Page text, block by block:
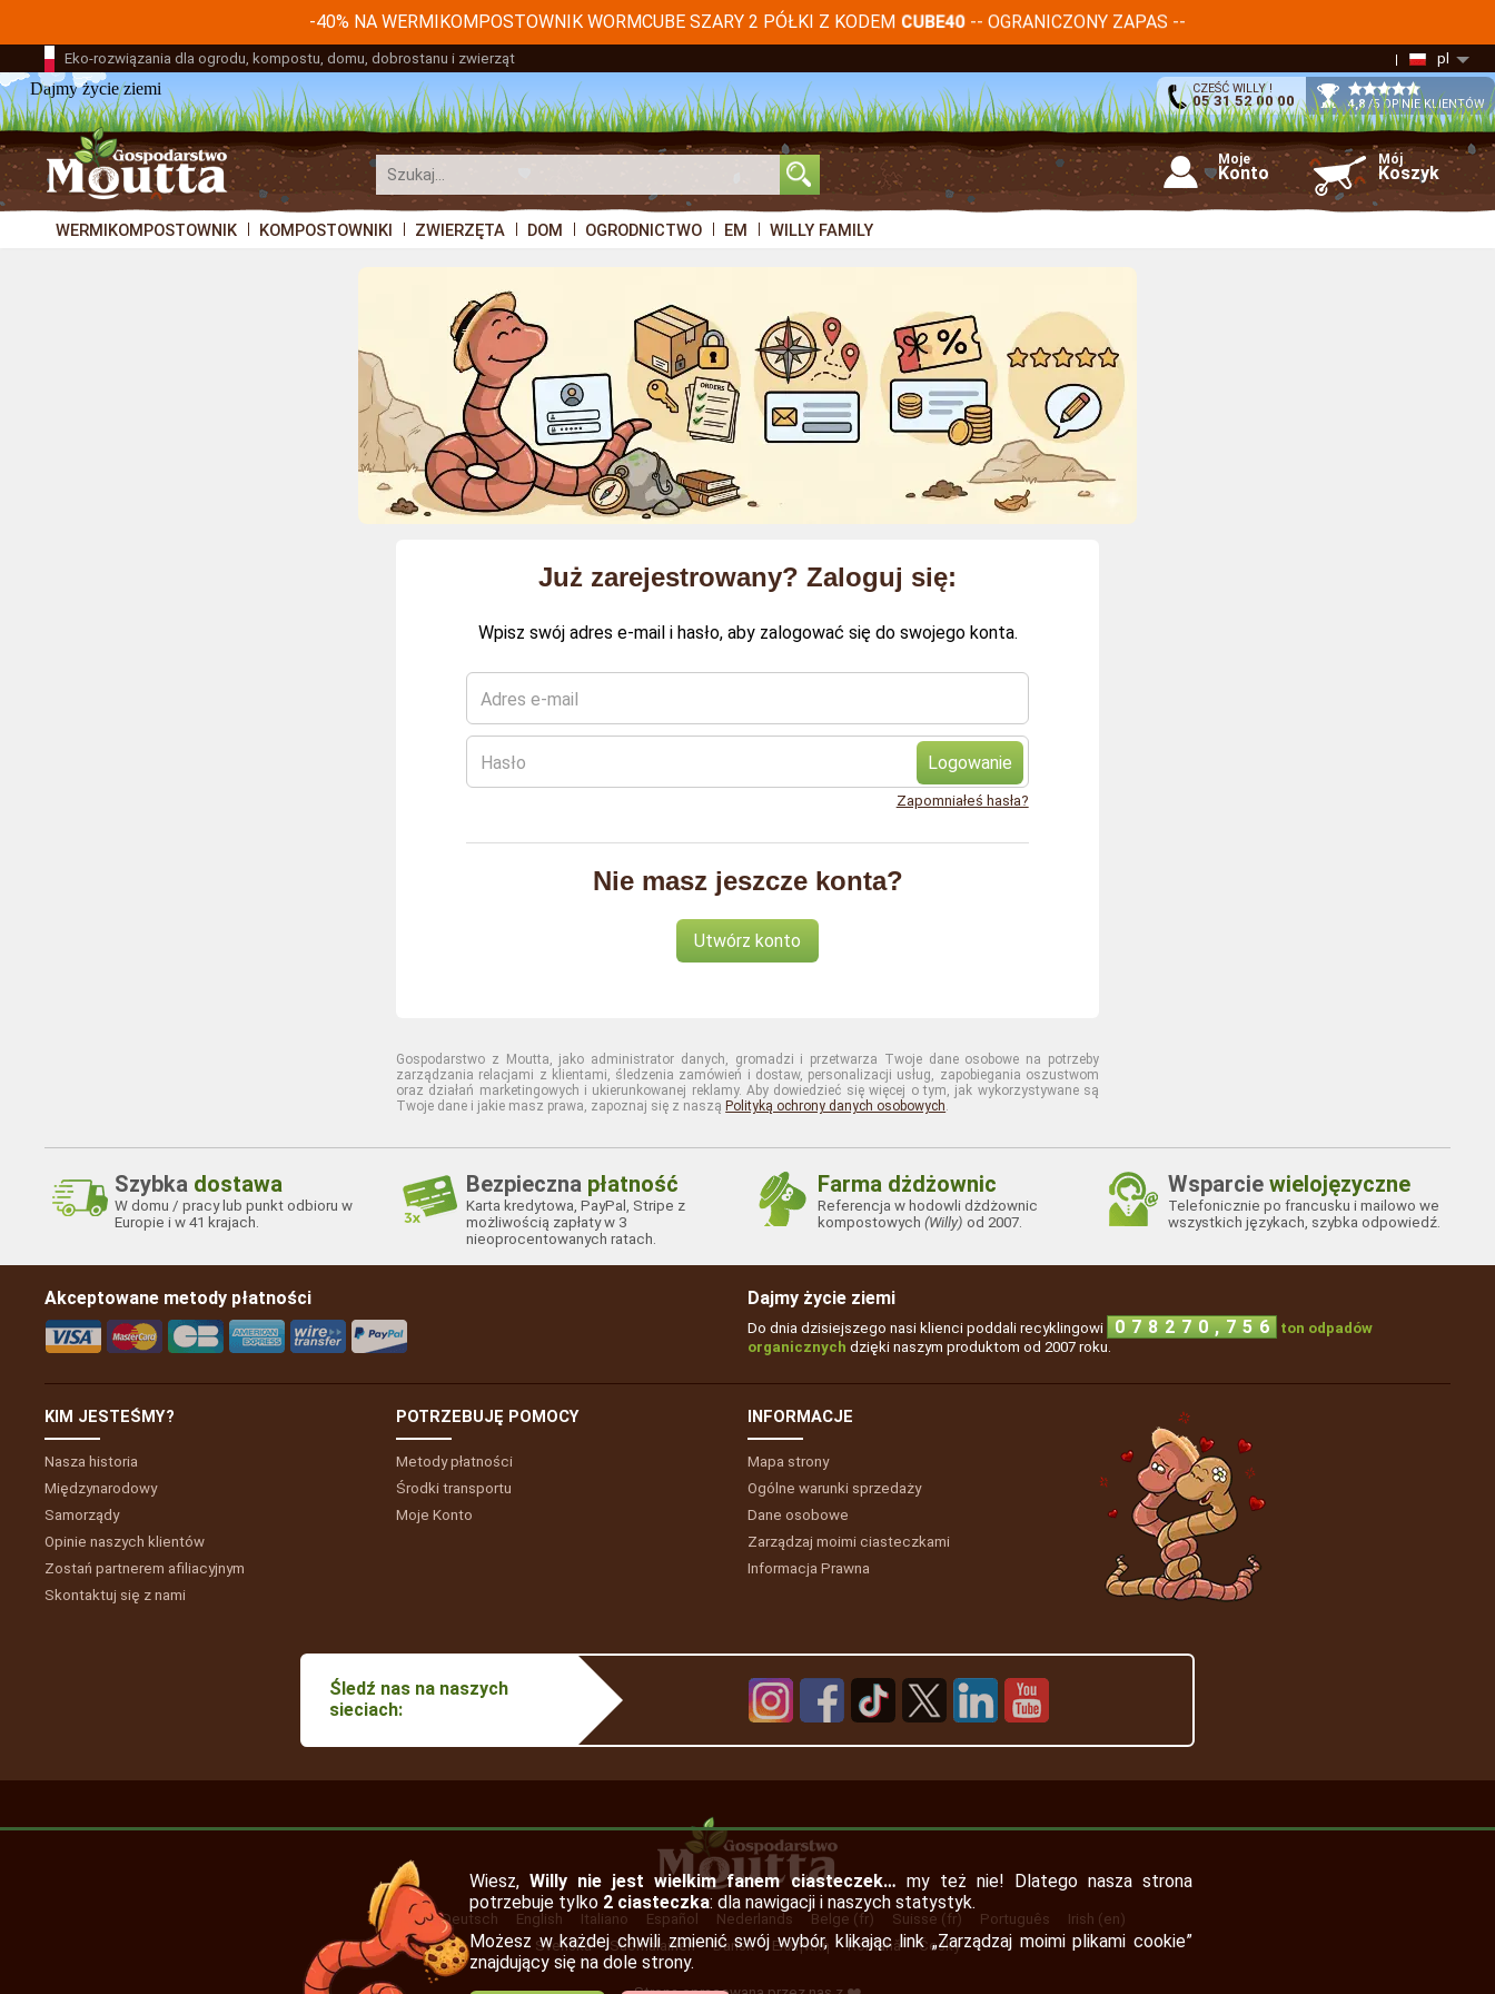
-40% NA WERMIKOMPOSTOWNIK WORMCUBE SZARY 2 PÓŁKI Z KODEM CUBE40 -- OGRANICZONY ZAPAS --
Eko-rozwiązania dla ogrodu, kompostu, domu, dobrostanu i zwierząt pl
Dajmy życie ziemi CZEŚĆ WILLY !
05 31 52 00 00 4,8/5 OPINIE KLIENTÓW
Mój
Koszyk
Moje
Konto
WERMIKOMPOSTOWNIK KOMPOSTOWNIKI ZWIERZĘTA DOM OGRODNICTWO EM WILLY FAMILY
Już zarejestrowany? Zaloguj się:
Wpisz swój adres e-mail i hasło, aby zalogować się do swojego konta.
Adres e-mail
Hasło Logowanie
Zapomniałeś hasła?
Nie masz jeszcze konta?
Utwórz konto
Gospodarstwo z Moutta, jako administrator danych, gromadzi i przetwarza Twoje dane osobowe na potrzeby
zarządzania relacjami z klientami, śledzenia zamówień i dostaw, personalizacji usług, zapobiegania oszustwom
oraz działań marketingowych i ukierunkowanej reklamy. Aby dowiedzieć się więcej o tym, jak wykorzystywane są
Twoje dane i jakie masz prawa, zapoznaj się z naszą Polityką ochrony danych osobowych.
Szybka dostawa
W domu / pracy lub punkt odbioru w
Europie i w 41 krajach.
Bezpieczna płatność
Karta kredytowa, PayPal, Stripe z
możliwością zapłaty w 3
nieoprocentowanych ratach.
Farma dżdżownic
Referencja w hodowli dżdżownic
kompostowych (Willy) od 2007.
Wsparciewielojęzyczne
Telefonicznie po francusku i mailowo we
wszystkich językach, szybka odpowiedź.
Akceptowane metody płatności Dajmy życie ziemi
Do dnia dzisiejszego nasi klienci poddali recyklingowi 0 7 8 2 7 0 , 7 5 6
ton odpadów
organicznych dzięki naszym produktom od 2007 roku.
KIM JESTEŚMY?
Nasza historia
Międzynarodowy
Samorządy
Opinie naszych klientów
Zostań partnerem afiliacyjnym
Skontaktuj się z nami
POTRZEBUJĘ POMOCY
Metody płatności
Środki transportu
MojeKonto
INFORMACJE
Mapa strony
Ogólne warunki sprzedaży
Dane osobowe
Zarządzaj moimi ciasteczkami
Informacja Prawna
Śledź nas na naszych
sieciach:
Français Deutsch English Italiano Español Nederlands Belge (fr) Suisse (fr) Português
Irish (en)
Svenska
Suomalainen Dansk Ελληνική Română Česky
Wiesz,Willy nie jest wielkim fanem ciasteczek… my też nie! Dlatego nasza strona
potrzebuje tylko 2 ciasteczka: dla nawigacji i naszych statystyk.
Możesz w każdej chwili zmienić swój wybór, klikając link „Zarządzaj moimi plikami cookie”
znajdujący się na dole strony.